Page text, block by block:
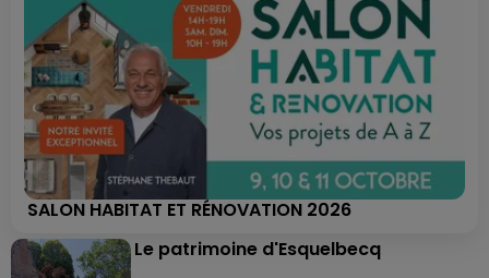
SALON HABITAT ET RÉNOVATION 2026
Le patrimoine d'Esquelbecq